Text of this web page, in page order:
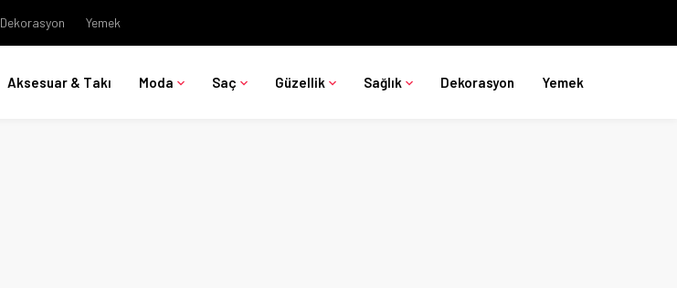
Dekorasyon Yemek
Aksesuar & Takı Moda Saç Güzellik Sağlık Dekorasyon Yemek